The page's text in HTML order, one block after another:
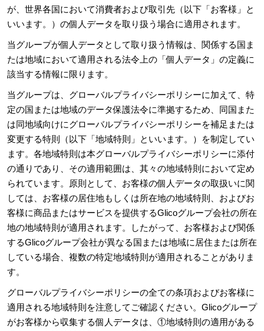
が、世界各国において消費者および取引先（以下「お客様」と
いいます。）の個人データを取り扱う場合に適用されます。
当グループが個人データとして取り扱う情報は、関係する国ま
たは地域において適用される法令上の「個人データ」の定義に
該当する情報に限ります。
当グループは、グローバルプライバシーポリシーに加えて、特
定の国または地域のデータ保護法令に準拠するため、同国また
は同地域向けにグローバルプライバシーポリシーを補足または
変更する特則（以下「地域特則」といいます。）を制定してい
ます。各地域特則は本グローバルプライバシーポリシーに添付
の通りであり、その適用範囲は、其々の地域特則において定め
られています。原則として、お客様の個人データの取扱いに関
しては、お客様の居住地もしくは所在地の地域特則、およびお
客様に商品またはサービスを提供するGlicoグループ会社の所在
地の地域特則が適用されます。したがって、お客様および関係
するGlicoグループ会社が異なる国または地域に居住または所在
している場合、複数の特定地域特則が適用されることがありま
す。
グローバルプライバシーポリシーの全ての条項およびお客様に
適用される地域特則を注意してご確認ください。Glicoグループ
がお客様から収集する個人データは、①地域特則の適用がある